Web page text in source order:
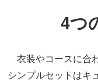
4つ
衣装やコースに合
シンプルセットはキ